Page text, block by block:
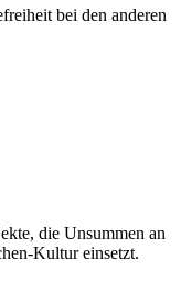
bei den anderen
die Unsummen an
Kultur einsetzt.